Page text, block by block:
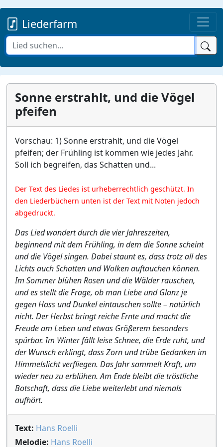
Liederfarm
Sonne erstrahlt, und die Vögel
pfeifen
Vorschau: 1) Sonne erstrahlt, und die Vögel
pfeifen; der Frühling ist kommen wie jedes Jahr.
Soll ich begreifen, das Schatten und...
Der Text des Liedes ist urheberrechtlich geschützt. In
den Liederbüchern unten ist der Text mit Noten jedoch
abgedruckt.
Das Lied wandert durch die vier Jahreszeiten,
beginnend mit dem Frühling, in dem die Sonne scheint
und die Vögel singen. Dabei staunt es, dass trotz all des
Lichts auch Schatten und Wolken auftauchen können.
Im Sommer blühen Rosen und die Wälder rauschen,
und es stellt die Frage, ob man Liebe und Glanz je
gegen Hass und Dunkel eintauschen sollte – natürlich
nicht. Der Herbst bringt reiche Ernte und macht die
Freude am Leben und etwas Größerem besonders
spürbar. Im Winter fällt leise Schnee, die Erde ruht, und
der Wunsch erklingt, dass Zorn und trübe Gedanken im
Himmelslicht verfliegen. Das Jahr sammelt Kraft, um
wieder neu zu erblühen. Am Ende bleibt die tröstliche
Botschaft, dass die Liebe weiterlebt und niemals
aufhört.
Text: Hans Roelli
Melodie: Hans Roelli